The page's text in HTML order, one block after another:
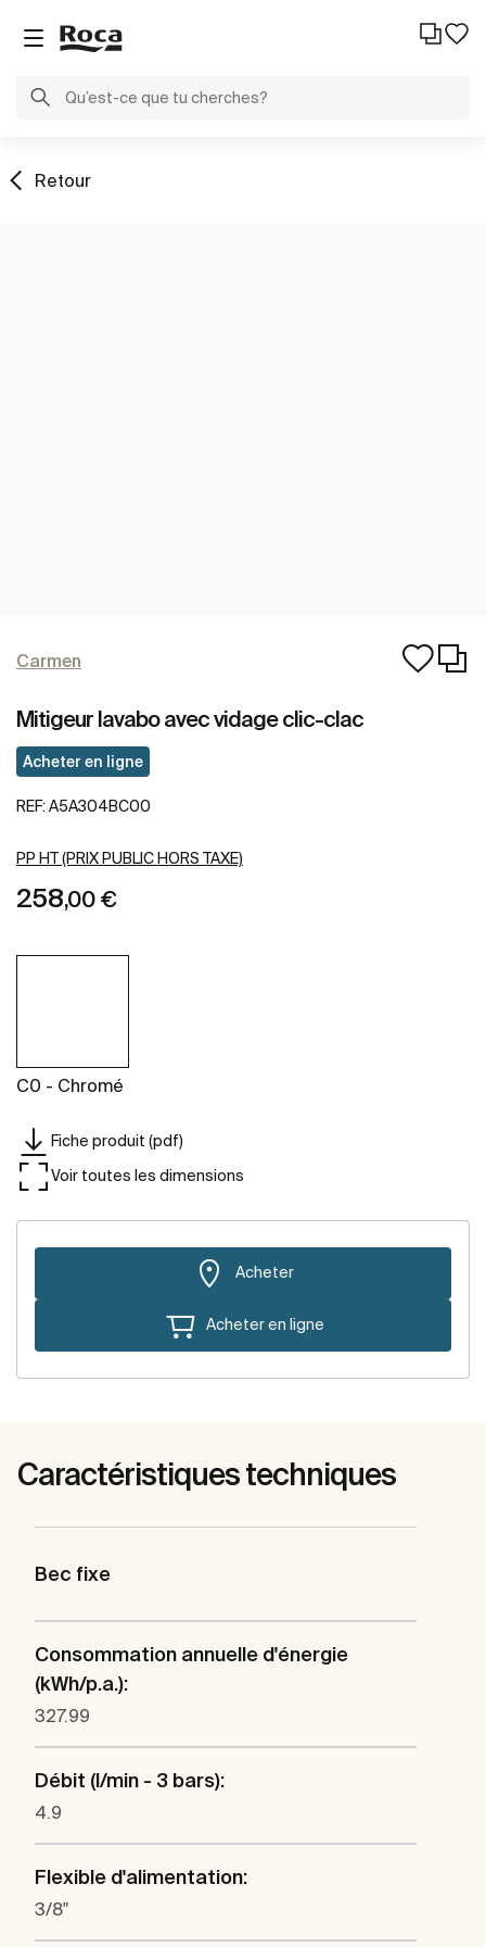
Retour
Carmen
Mitigeur lavabo avec vidage clic-clac
Acheter en ligne
REF: A5A304BC00
PP HT (PRIX PUBLIC HORS TAXE)
258,00 €
C0 - Chromé
Fiche produit (pdf)
Voir toutes les dimensions
Acheter
Acheter en ligne
Caractéristiques techniques
Bec fixe
Consommation annuelle d'énergie
(kWh/p.a.):
327.99
Débit (l/min - 3 bars):
4.9
Flexible d'alimentation:
3/8"